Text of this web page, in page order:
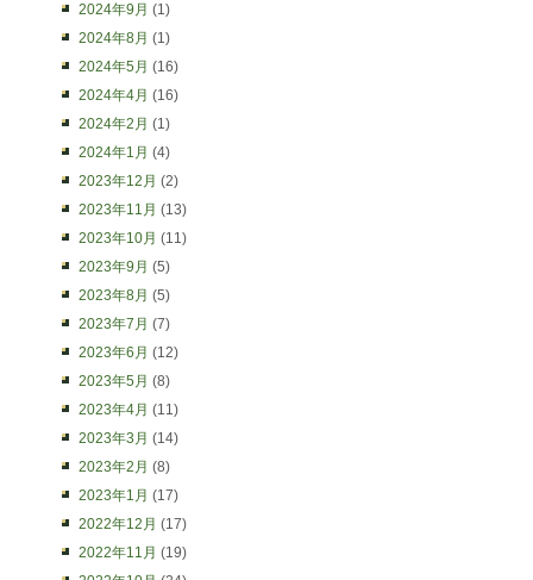
2024年9月 (1)
2024年8月 (1)
2024年5月 (16)
2024年4月 (16)
2024年2月 (1)
2024年1月 (4)
2023年12月 (2)
2023年11月 (13)
2023年10月 (11)
2023年9月 (5)
2023年8月 (5)
2023年7月 (7)
2023年6月 (12)
2023年5月 (8)
2023年4月 (11)
2023年3月 (14)
2023年2月 (8)
2023年1月 (17)
2022年12月 (17)
2022年11月 (19)